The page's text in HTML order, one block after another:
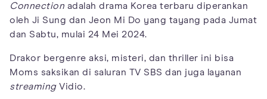
Connection adalah drama Korea terbaru diperankan
oleh Ji Sung dan Jeon Mi Do yang tayang pada Jumat
dan Sabtu, mulai 24 Mei 2024.
Drakor bergenre aksi, misteri, dan thriller ini bisa
Moms saksikan di saluran TV SBS dan juga layanan
streamingVidio.